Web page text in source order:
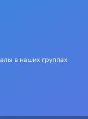
в наших группах